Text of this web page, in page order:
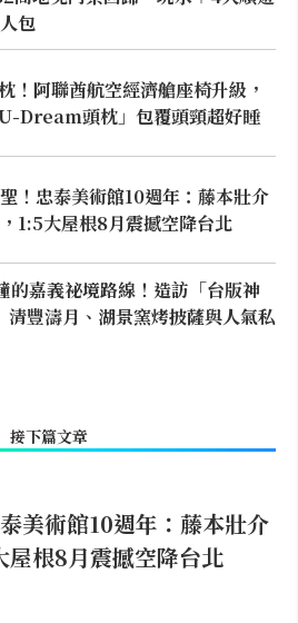
包
！阿聯酋航空經濟艙座椅升級，
Dream頭枕」包覆頭頸超好睡
！忠泰美術館10週年：藤本壯介
1:5大屋根8月震撼空降台北
的嘉義祕境路線！造訪「台版神
清豐濤月、湖景窯烤披薩與人氣私
接下篇文章
美術館10週年：藤本壯介
根8月震撼空降台北